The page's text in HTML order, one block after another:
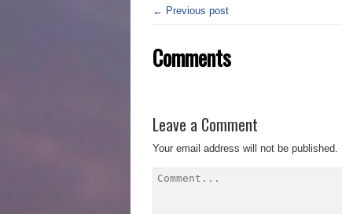
← Previous post
Comments
Leave a Comment
Your email address will not be published.